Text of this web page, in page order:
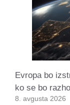
Evropa bo
ko se bo
8. avgusta 2026